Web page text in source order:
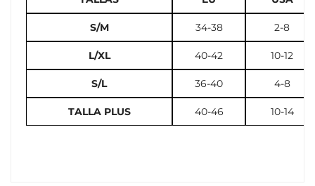
S/M 34-38 2-8
L/XL 40-42 10-12
S/L 36-40 4-8
TALLA PLUS 40-46 10-14